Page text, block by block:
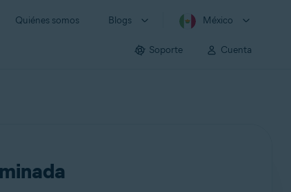
Quiénes somos Blogs México
Soporte Cuenta